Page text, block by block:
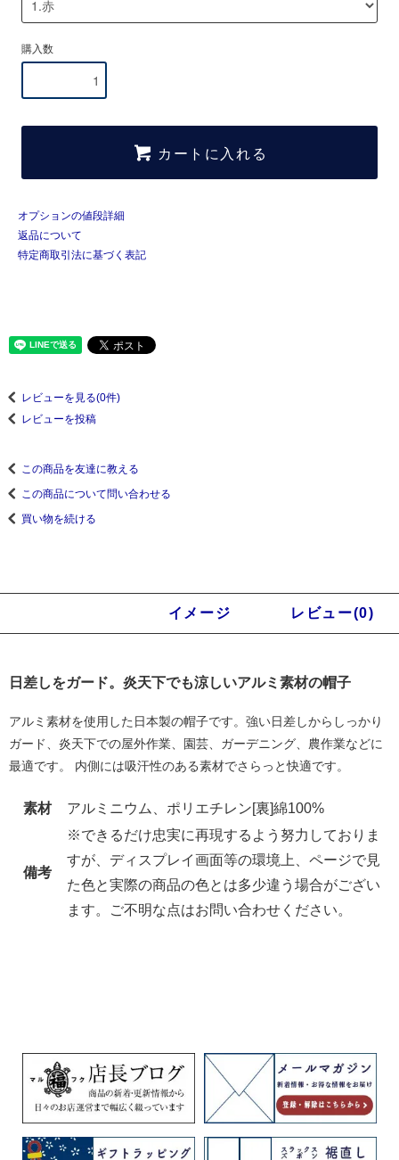
購入数
カートに入れる
オプションの値段詳細
返品について
特定商取引法に基づく表記
レビューを見る(0件)
レビューを投稿
この商品を友達に教える
この商品について問い合わせる
買い物を続ける
イメージ レビュー(0)
日差しをガード。炎天下でも涼しいアルミ素材の帽子
アルミ素材を使用した日本製の帽子です。強い日差しからしっかり
ガード、炎天下での屋外作業、園芸、ガーデニング、農作業などに
最適です。 内側には吸汗性のある素材でさらっと快適です。
素材 アルミニウム、ポリエチレン[裏]綿100%
備考
※できるだけ忠実に再現するよう努力しておりま
すが、ディスプレイ画面等の環境上、ページで見
た色と実際の商品の色とは多少違う場合がござい
ます。ご不明な点はお問い合わせください。